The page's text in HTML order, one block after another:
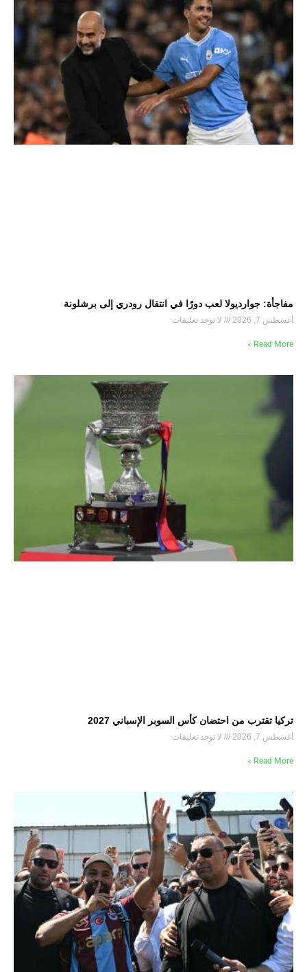
مفاجأة: جوارديولا لعب دورًا في انتقال رودري إلى برشلونة
أغسطس 7, 2026 لا توجد تعليقات
Read More »
تركيا تقترب من احتضان كأس السوبر الإسباني 2027
أغسطس 7, 2026 لا توجد تعليقات
Read More »